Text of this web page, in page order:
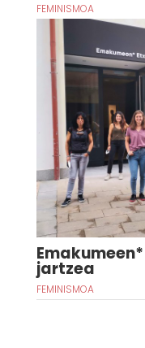
FEMINISMOA
jartzea
FEMINISMOA